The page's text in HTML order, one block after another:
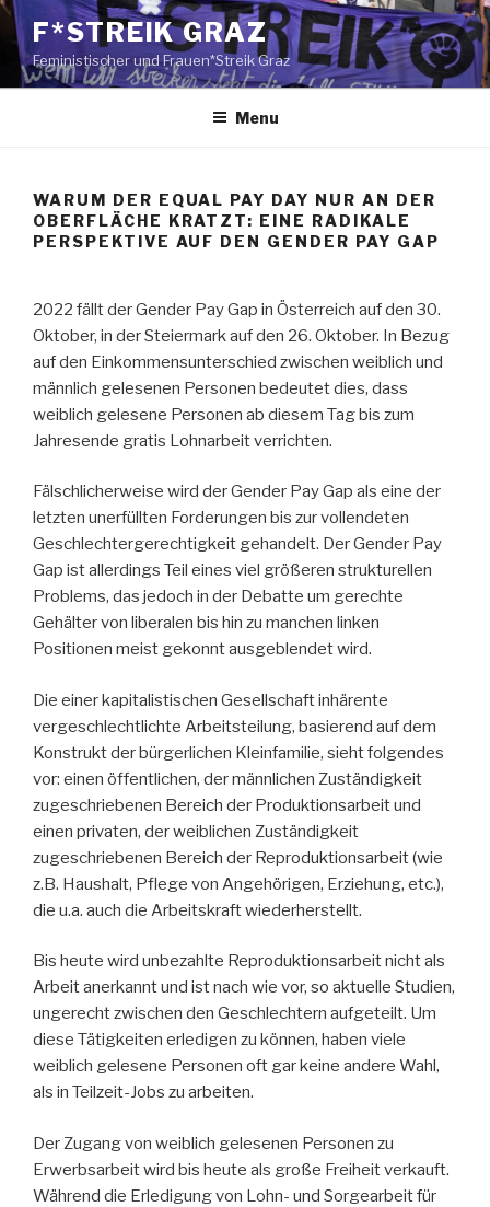
Skip
content
F*STREIK GRAZ
Feministischer und Frauen*Streik Graz
Menu
WARUM DER EQUAL PAY DAY NUR AN DER
OBERFLÄCHE KRATZT: EINE RADIKALE
PERSPEKTIVE AUF DEN GENDER PAY GAP
2022 fällt der Gender Pay Gap in Österreich auf den 30.
Oktober, in der Steiermark auf den 26. Oktober. In Bezug
auf den Einkommensunterschied zwischen weiblich und
männlich gelesenen Personen bedeutet dies, dass
weiblich gelesene Personen ab diesem Tag bis zum
Jahresende gratis Lohnarbeit verrichten.
Fälschlicherweise wird der Gender Pay Gap als eine der
letzten unerfüllten Forderungen bis zur vollendeten
Geschlechtergerechtigkeit gehandelt. Der Gender Pay
Gap ist allerdings Teil eines viel größeren strukturellen
Problems, das jedoch in der Debatte um gerechte
Gehälter von liberalen bis hin zu manchen linken
Positionen meist gekonnt ausgeblendet wird.
Die einer kapitalistischen Gesellschaft inhärente
vergeschlechtlichte Arbeitsteilung, basierend auf dem
Konstrukt der bürgerlichen Kleinfamilie, sieht folgendes
vor: einen öffentlichen, der männlichen Zuständigkeit
zugeschriebenen Bereich der Produktionsarbeit und
einen privaten, der weiblichen Zuständigkeit
zugeschriebenen Bereich der Reproduktionsarbeit (wie
z.B. Haushalt, Pflege von Angehörigen, Erziehung, etc.),
die u.a. auch die Arbeitskraft wiederherstellt.
Bis heute wird unbezahlte Reproduktionsarbeit nicht als
Arbeit anerkannt und ist nach wie vor, so aktuelle Studien,
ungerecht zwischen den Geschlechtern aufgeteilt. Um
diese Tätigkeiten erledigen zu können, haben viele
weiblich gelesene Personen oft gar keine andere Wahl,
als in Teilzeit-Jobs zu arbeiten.
Der Zugang von weiblich gelesenen Personen zu
Erwerbsarbeit wird bis heute als große Freiheit verkauft.
Während die Erledigung von Lohn- und Sorgearbeit für